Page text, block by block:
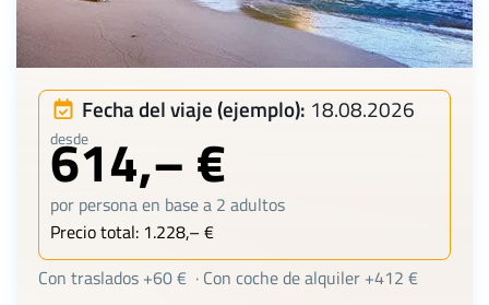
Fecha del viaje (ejemplo): 18.08.2026
desde
614,– €
por persona en base a 2 adultos
Precio total: 1.228,– €
Con traslados +60 € · Con coche de alquiler +412 €